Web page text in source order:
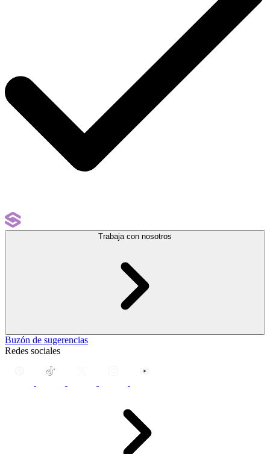
Trabaja con nosotros
Buzón de sugerencias
Redes sociales